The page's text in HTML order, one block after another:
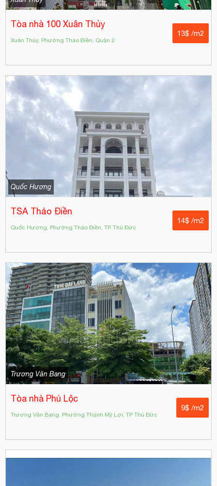
Tòa nhà 100 Xuân Thủy
Xuân Thủy, Phường Thảo Điền, Quận 2
13$ /m2
Quốc Hương
TSA Thảo Điền
Quốc Hương, Phường Thảo Điền, TP. Thủ Đức
14$ /m2
Trương Văn Bang
Tòa nhà Phú Lộc
Trương Văn Bang, Phường Thạnh Mỹ Lợi, TP Thủ Đức
9$ /m2